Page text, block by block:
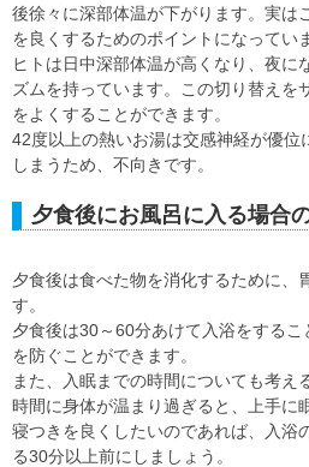
後徐々に深部体温が下がります。実は
を良くするためのポイントになってい
ヒトは日中深部体温が高くなり、夜に
ズムを持っています。この切り替えを
をよくすることができます。
42度以上の熱いお湯は交感神経が優位
しまうため、不向きです。
夕食後にお風呂に入る場合
夕食後は食べた物を消化するために、
す。
夕食後は30～60分あけて入浴をする
を防ぐことができます。
また、入眠までの時間についても考え
時間に身体が温まり過ぎると、上手に
寝つきを良くしたいのであれば、入浴
る30分以上前にしましょう。